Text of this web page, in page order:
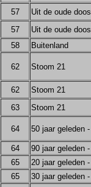
57
Uit de oude doos
57
Uit de oude doos
58 Buitenland
62 Stoom 21
62
Stoom 21
63 Stoom 21
64 50 jaar geleden
64
90 jaar geleden
65
20 jaar geleden
65
30 jaar geleden